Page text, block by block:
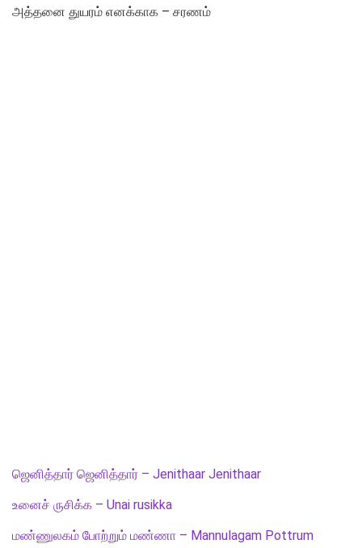
அத்தனை துயரம் எனக்காக – சரணம்
ஜெனித்தார் ஜெனித்தார் – Jenithaar Jenithaar
உனைச் ருசிக்க – Unai rusikka
மண்ணுலகம் போற்றும் மண்ணா – Mannulagam Pottrum